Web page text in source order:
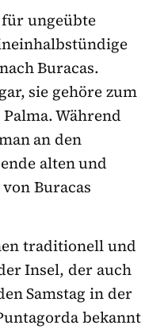
ungeübte
Buracas.
sie gehöre zum
Während
an den
alten und
Buracas
traditionell und
Insel, der auch
Samstag in der
bekannt